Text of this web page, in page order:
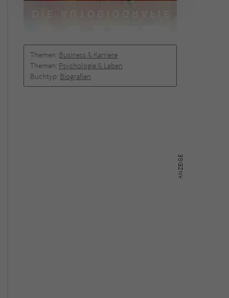
Themen: Business & Karriere
Themen: Psychologie & Leben
Buchtyp: Biografien